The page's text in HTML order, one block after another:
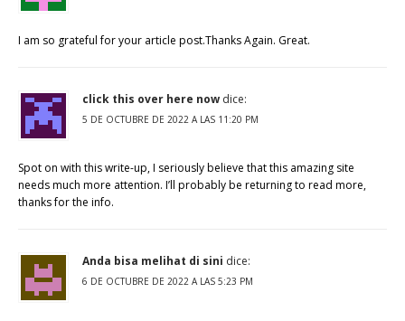
I am so grateful for your article post.Thanks Again. Great.
click this over here now dice:
5 DE OCTUBRE DE 2022 A LAS 11:20 PM
Spot on with this write-up, I seriously believe that this amazing site
needs much more attention. I’ll probably be returning to read more,
thanks for the info.
Anda bisa melihat di sini dice:
6 DE OCTUBRE DE 2022 A LAS 5:23 PM